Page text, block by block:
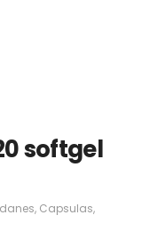
softgel
, Capsulas,